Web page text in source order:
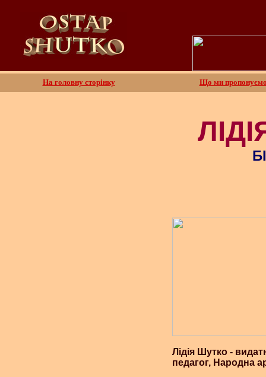
На головну сторінку Що ми
Лідія Шутко -
педагог, Народна